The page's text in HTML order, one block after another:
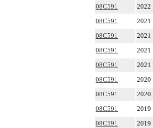
08C591
2022
08C591
2021
08C591
2021
08C591
2021
08C591
2021
08C591
2020
08C591
2020
08C591
2019
08C591
2019